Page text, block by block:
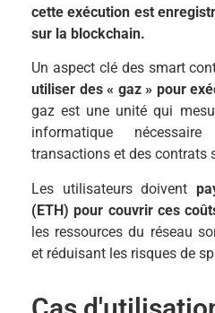
cette exécution est
sur la blockchain.
Un aspect clé des smart
utiliser des « gaz » pour
gaz est une unité qui
informatique
transactions et des contrats
Les utilisateurs doivent
(ETH) pour couvrir ces
les ressources du réseau
et réduisant les risques de